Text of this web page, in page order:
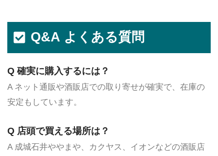
Q&A よくある質問
Q 確実に購入するには？
A ネット通販や酒販店での取り寄せが確実で、在庫の
安定もしています。
Q 店頭で買える場所は？
A 成城石井ややまや、カクヤス、イオンなどの酒販店